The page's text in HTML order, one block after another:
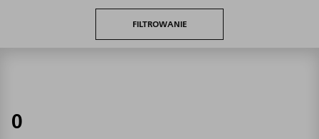
FILTROWANIE
0